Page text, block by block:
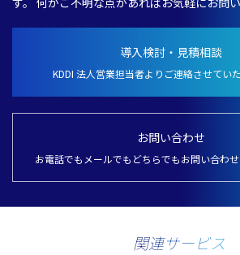
導入検討・見積相談
KDDI 法人営業担当者よりご連絡させていた
お問い合わせ
お電話でもメールでもどちらでもお問い合わせ
関連サービス